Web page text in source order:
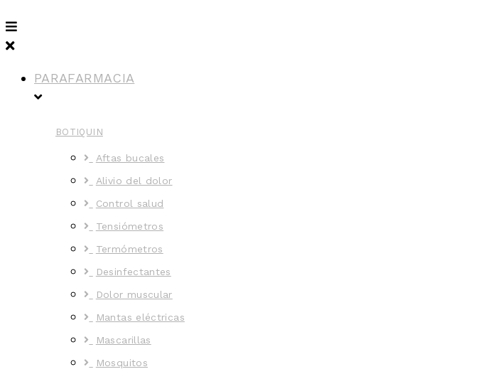
PARAFARMACIA
BOTIQUIN
Aftas bucales
Alivio del dolor
Control salud
Tensiómetros
Termómetros
Desinfectantes
Dolor muscular
Mantas eléctricas
Mascarillas
Mosquitos